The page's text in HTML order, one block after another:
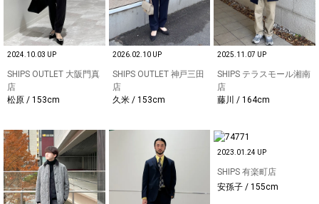
2024.10.03 UP
SHIPS OUTLET 大阪門真
店
松原 / 153cm
2026.02.10 UP
SHIPS OUTLET 神戸三田
店
久米 / 153cm
2025.11.07 UP
SHIPS テラスモール湘南
店
藤川 / 164cm
2023.01.24 UP
SHIPS 有楽町店
安孫子 / 155cm